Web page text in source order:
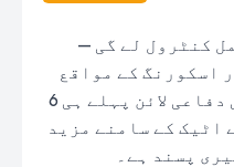
کنٹرول لے گی —
اسکورنگ کے مواقع
وہ بنائیں گے۔ آسٹریا کی دفاعی لائن پہلے ہی 6
اٹیک کے سامنے مزید